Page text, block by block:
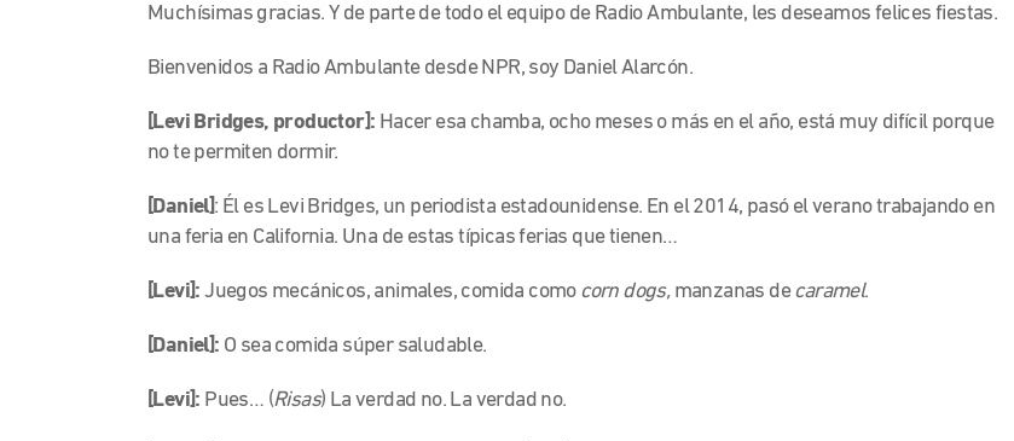
Muchísimas gracias. Y de parte de todo el equipo de Radio Ambulante, les deseamos felices fiestas.
Bienvenidos a Radio Ambulante desde NPR, soy Daniel Alarcón.
[Levi Bridges, productor]: Hacer esa chamba, ocho meses o más en el año, está muy difícil porque
no te permiten dormir.
[Daniel]: Él es Levi Bridges, un periodista estadounidense. En el 2014, pasó el verano trabajando en
una feria en California. Una de estas típicas ferias que tienen…
[Levi]:Juegos mecánicos, animales, comida como corn dogs, manzanas decaramel.
[Daniel]: O sea comida súper saludable.
[Levi]: Pues… (Risas) La verdad no. La verdad no.